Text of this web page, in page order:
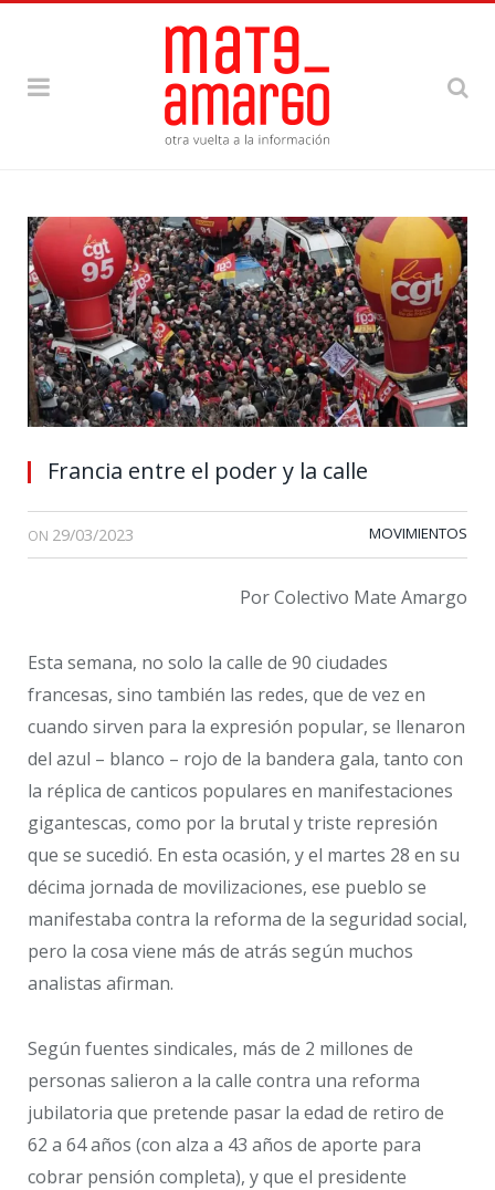
Francia entre el poder y la calle
ON 29/03/2023 MOVIMIENTOS
Por Colectivo Mate Amargo
Esta semana, no solo la calle de 90 ciudades
francesas, sino también las redes, que de vez en
cuando sirven para la expresión popular, se llenaron
del azul – blanco – rojo de la bandera gala, tanto con
la réplica de canticos populares en manifestaciones
gigantescas, como por la brutal y triste represión
que se sucedió. En esta ocasión, y el martes 28 en su
décima jornada de movilizaciones, ese pueblo se
manifestaba contra la reforma de la seguridad social,
pero la cosa viene más de atrás según muchos
analistas afirman.
Según fuentes sindicales, más de 2 millones de
personas salieron a la calle contra una reforma
jubilatoria que pretende pasar la edad de retiro de
62 a 64 años (con alza a 43 años de aporte para
cobrar pensión completa), y que el presidente